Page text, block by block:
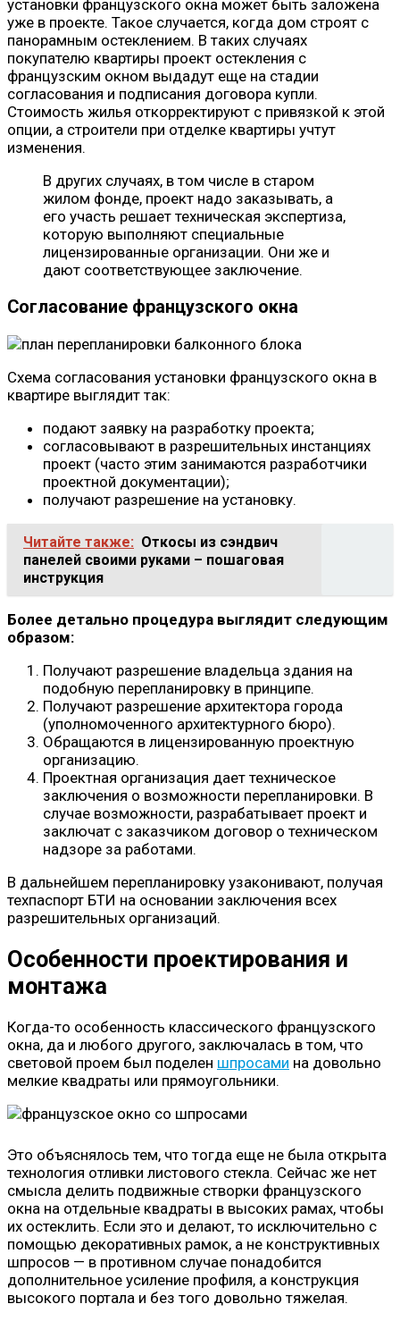
установки французского окна может быть заложена
уже в проекте. Такое случается, когда дом строят с
панорамным остеклением. В таких случаях
покупателю квартиры проект остекления с
французским окном выдадут еще на стадии
согласования и подписания договора купли.
Стоимость жилья откорректируют с привязкой к этой
опции, а строители при отделке квартиры учтут
изменения.
В других случаях, в том числе в старом
жилом фонде, проект надо заказывать, а
его участь решает техническая экспертиза,
которую выполняют специальные
лицензированные организации. Они же и
дают соответствующее заключение.
Согласование французского окна
Схема согласования установки французского окна в
квартире выглядит так:
подают заявку на разработку проекта;
согласовывают в разрешительных инстанциях
проект (часто этим занимаются разработчики
проектной документации);
получают разрешение на установку.
Читайте также: Откосы из сэндвич
панелей своими руками – пошаговая
инструкция
Более детально процедура выглядит следующим
образом:
Получают разрешение владельца здания на
подобную перепланировку в принципе.
Получают разрешение архитектора города
(уполномоченного архитектурного бюро).
Обращаются в лицензированную проектную
организацию.
Проектная организация дает техническое
заключения о возможности перепланировки. В
случае возможности, разрабатывает проект и
заключат с заказчиком договор о техническом
надзоре за работами.
В дальнейшем перепланировку узаконивают, получая
техпаспорт БТИ на основании заключения всех
разрешительных организаций.
Особенности проектирования и
монтажа
Когда-то особенность классического французского
окна, да и любого другого, заключалась в том, что
световой проем был поделен шпросами на довольно
мелкие квадраты или прямоугольники.
Это объяснялось тем, что тогда еще не была открыта
технология отливки листового стекла. Сейчас же нет
смысла делить подвижные створки французского
окна на отдельные квадраты в высоких рамах, чтобы
их остеклить. Если это и делают, то исключительно с
помощью декоративных рамок, а не конструктивных
шпросов — в противном случае понадобится
дополнительное усиление профиля, а конструкция
высокого портала и без того довольно тяжелая.